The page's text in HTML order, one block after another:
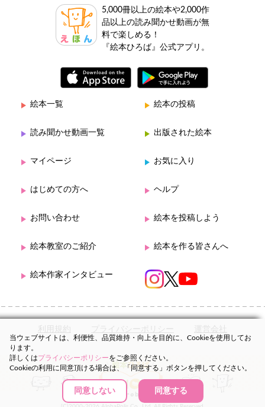
5,000冊以上の絵本や2,000作
品以上の読み聞かせ動画が無
料で楽しめる！
『絵本ひろば』公式アプリ。
絵本一覧 絵本の投稿
読み聞かせ動画一覧 出版された絵本
マイページ お気に入り
はじめての方へ ヘルプ
お問い合わせ 絵本を投稿しよう
絵本教室のご紹介 絵本を作る皆さんへ
絵本作家インタビュー
利用規約 プライバシーポリシー 運営会社
当ウェブサイトは、利便性、品質維持・向上を目的に、Cookieを使用してお
ります。
詳しくはプライバシーポリシーをご参照ください。
Cookieの利用に同意頂ける場合は、「同意する」ボタンを押してください。
同意しない 同意する